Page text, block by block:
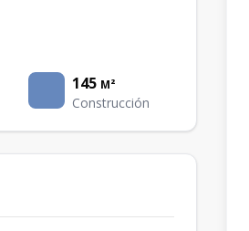
145 M²
Construcción